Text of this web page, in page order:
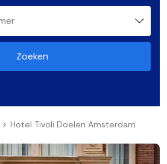
Zoeken
Hotel Tivoli Doelen Amsterdam